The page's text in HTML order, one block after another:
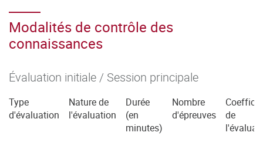
Modalités de contrôle des
connaissances
Évaluation initiale / Session principale
Type
d'évaluation
Nature de
l'évaluation
Durée
(en
minutes)
Nombre
d'épreuves
de